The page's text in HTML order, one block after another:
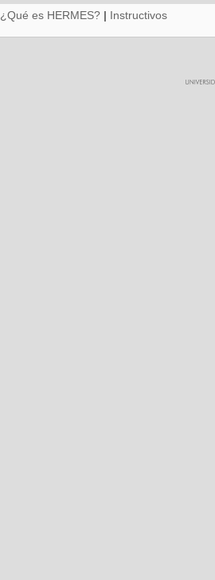
¿Qué es HERMES? | Instructivos